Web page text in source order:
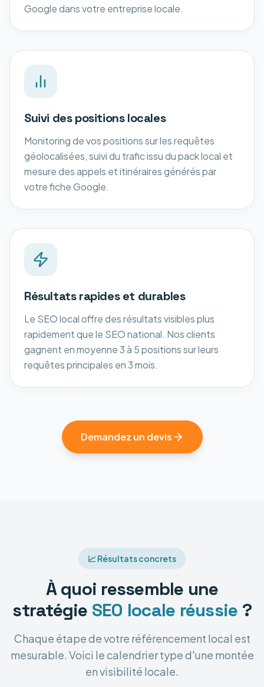
Google dans votre entreprise locale.
Suivi des positions locales
Monitoring de vos positions sur les requêtes
géolocalisées, suivi du trafic issu du pack local et
mesure des appels et itinéraires générés par
votre fiche Google.
Résultats rapides et durables
Le SEO local offre des résultats visibles plus
rapidement que le SEO national. Nos clients
gagnent en moyenne 3 à 5 positions sur leurs
requêtes principales en 3 mois.
Demandez un devis
📈 Résultats concrets
À quoi ressemble une
stratégie SEO locale réussie ?
Chaque étape de votre référencement local est
mesurable. Voici le calendrier type d'une montée
en visibilité locale.